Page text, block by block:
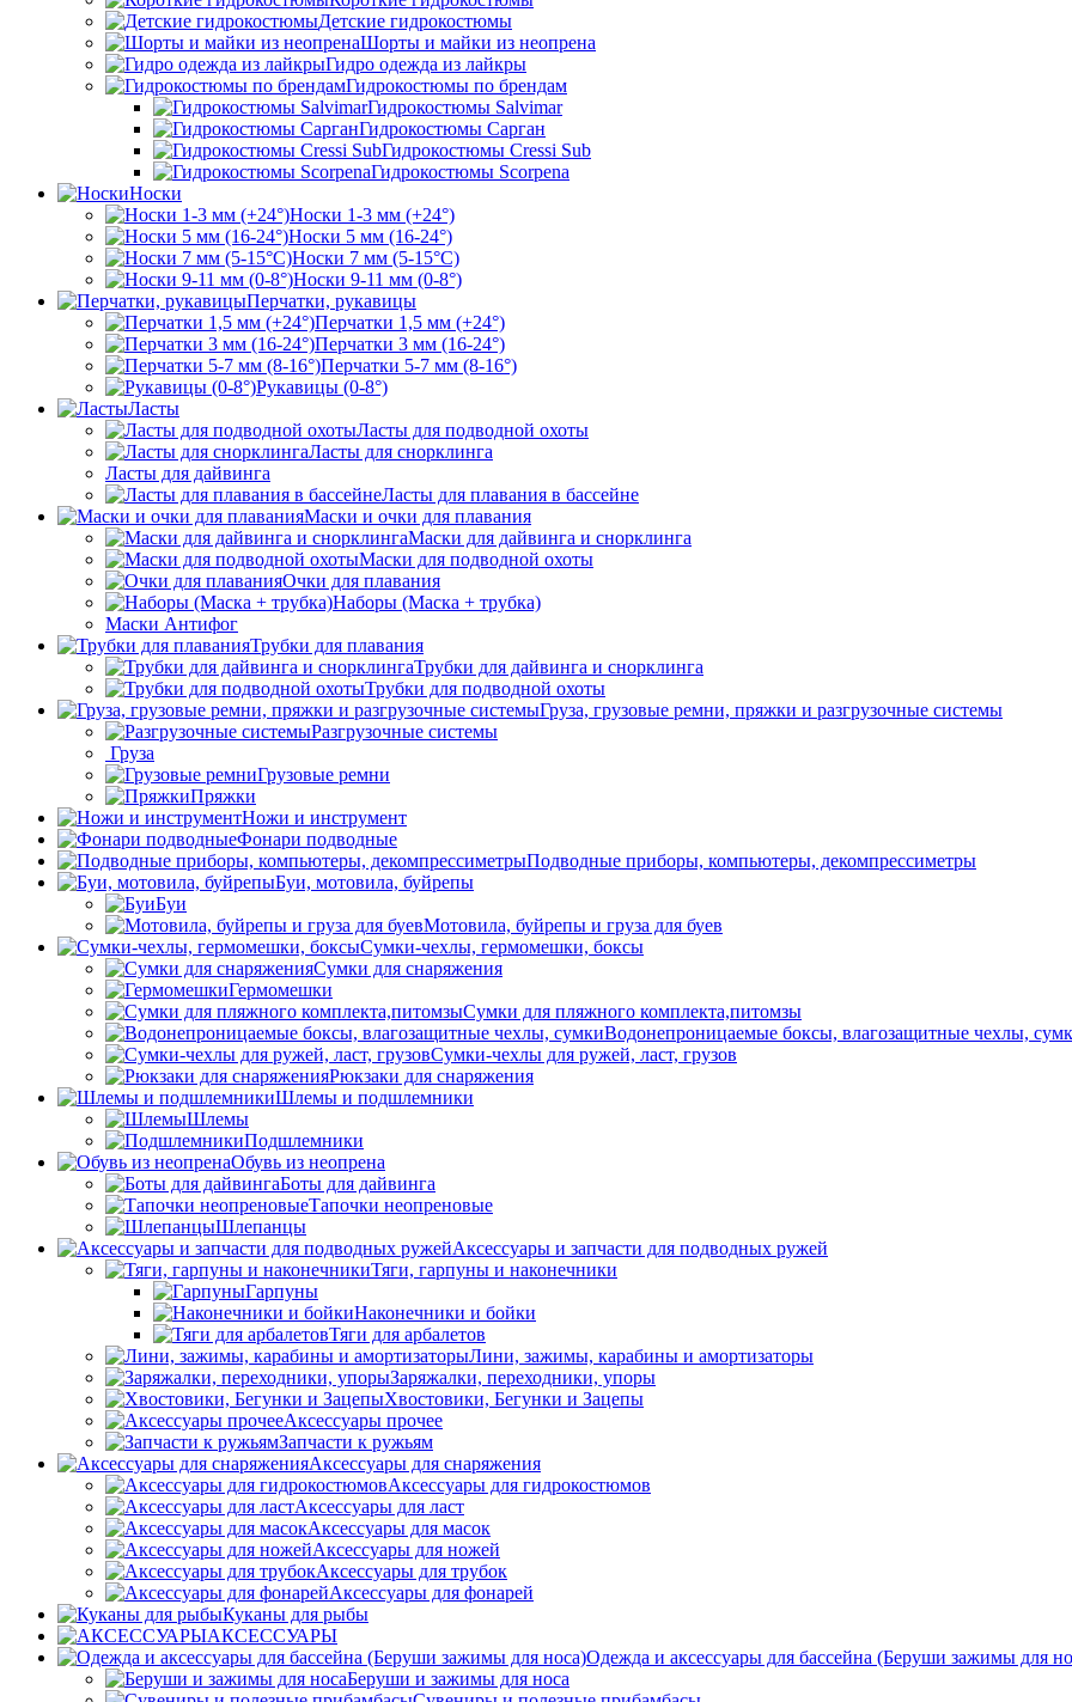
Детские гидрокостюмы
Шорты и майки из неопрена
Гидро одежда из лайкры
Гидрокостюмы по брендам
Гидрокостюмы Salvimar
Гидрокостюмы Сарган
Гидрокостюмы Cressi Sub
Гидрокостюмы Scorpena
Носки
Носки 1-3 мм (+24°)
Носки 5 мм (16-24°)
Носки 7 мм (5-15°С)
Носки 9-11 мм (0-8°)
Перчатки, рукавицы
Перчатки 1,5 мм (+24°)
Перчатки 3 мм (16-24°)
Перчатки 5-7 мм (8-16°)
Рукавицы (0-8°)
Ласты
Ласты для подводной охоты
Ласты для снорклинга
Ласты для дайвинга
Ласты для плавания в бассейне
Маски и очки для плавания
Маски для дайвинга и снорклинга
Маски для подводной охоты
Очки для плавания
Наборы (Маска + трубка)
Маски Антифог
Трубки для плавания
Трубки для дайвинга и снорклинга
Трубки для подводной охоты
Груза, грузовые ремни, пряжки и разгрузочные системы
Разгрузочные системы
Груза
Грузовые ремни
Пряжки
Ножи и инструмент
Фонари подводные
Подводные приборы, компьютеры, декомпрессиметры
Буи, мотовила, буйрепы
Буи
Мотовила, буйрепы и груза для буев
Сумки-чехлы, гермомешки, боксы
Сумки для снаряжения
Гермомешки
Сумки для пляжного комплекта,питомзы
Водонепроницаемые боксы, влагозащитные чехлы,
Сумки-чехлы для ружей, ласт, грузов
Рюкзаки для снаряжения
Шлемы и подшлемники
Шлемы
Подшлемники
Обувь из неопрена
Боты для дайвинга
Тапочки неопреновые
Шлепанцы
Аксессуары и запчасти для подводных ружей
Тяги, гарпуны и наконечники
Гарпуны
Наконечники и бойки
Тяги для арбалетов
Лини, зажимы, карабины и амортизаторы
Заряжалки, переходники, упоры
Хвостовики, Бегунки и Зацепы
Аксессуары прочее
Запчасти к ружьям
Аксессуары для снаряжения
Аксессуары для гидрокостюмов
Аксессуары для ласт
Аксессуары для масок
Аксессуары для ножей
Аксессуары для трубок
Аксессуары для фонарей
Куканы для рыбы
АКСЕССУАРЫ
Одежда и аксессуары для бассейна (Беруши зажимы для
Беруши и зажимы для носа